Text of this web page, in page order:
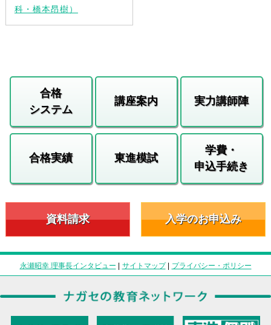
科・橋本昂樹）
合格
システム
講座案内 実力講師陣
合格実績 東進模試
学費・
申込手続き
資料請求 入学のお申込み
永瀬昭幸 理事長インタビュー | サイトマップ| プライバシー・ポリシー